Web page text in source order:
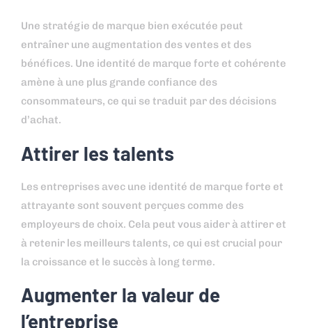
Une stratégie de marque bien exécutée peut
entraîner une augmentation des ventes et des
bénéfices. Une identité de marque forte et cohérente
amène à une plus grande confiance des
consommateurs, ce qui se traduit par des décisions
d’achat.
Attirer les talents
Les entreprises avec une identité de marque forte et
attrayante sont souvent perçues comme des
employeurs de choix. Cela peut vous aider à attirer et
à retenir les meilleurs talents, ce qui est crucial pour
la croissance et le succès à long terme.
Augmenter la valeur de
l’entreprise